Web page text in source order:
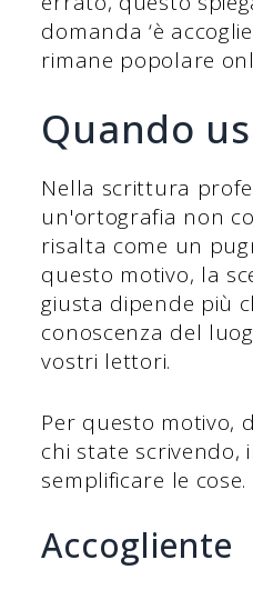
domanda ‘è
rimane popolare
Quando
Nella scrittura
un'ortografia non
risalta come un
questo motivo, la
giusta dipende più
conoscenza del
vostri lettori.
Per questo motivo,
chi state scrivendo,
semplificare le cose.
Accogliente